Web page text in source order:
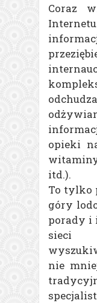
Coraz
opieki
itd.).
To tylko
góry
porady i
sieci
nie